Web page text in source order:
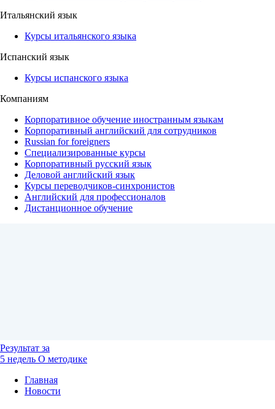
Итальянский язык
Курсы итальянского языка
Испанский язык
Курсы испанского языка
Компаниям
Корпоративное обучение иностранным языкам
Корпоративный английский для сотрудников
Russian for foreigners
Специализированные курсы
Корпоративный русский язык
Деловой английский язык
Курсы переводчиков-синхронистов
Английский для профессионалов
Дистанционное обучение
Результат за
5 недель О методике
Главная
Новости